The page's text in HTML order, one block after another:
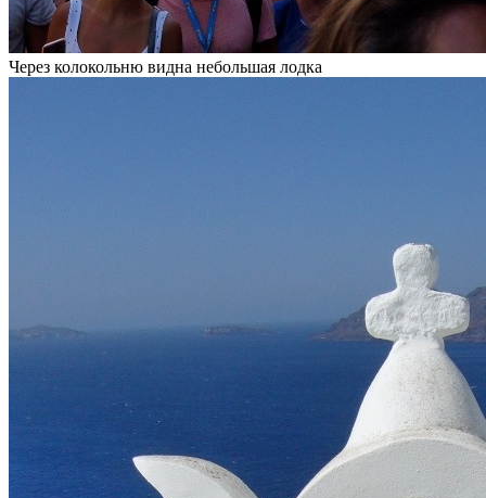
Через колокольню видна небольшая лодка